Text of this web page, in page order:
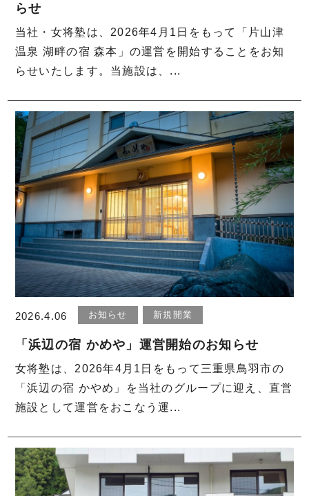
らせ
当社・女将塾は、2026年4月1日をもって「片山津
温泉 湖畔の宿 森本」の運営を開始することをお知
らせいたします。当施設は、...
2026.4.06 お知らせ 新規開業
「浜辺の宿 かめや」運営開始のお知らせ
女将塾は、2026年4月1日をもって三重県鳥羽市の
「浜辺の宿 かやめ」を当社のグループに迎え、直営
施設として運営をおこなう運...